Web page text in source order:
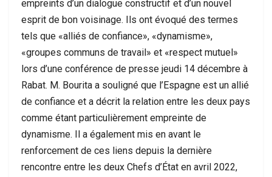
empreints d’un dialogue constructif et d’un nouvel
esprit de bon voisinage. Ils ont évoqué des termes
tels que «alliés de confiance», «dynamisme»,
«groupes communs de travail» et «respect mutuel»
lors d’une conférence de presse jeudi 14 décembre à
Rabat. M. Bourita a souligné que l’Espagne est un allié
de confiance et a décrit la relation entre les deux pays
comme étant particulièrement empreinte de
dynamisme. Il a également mis en avant le
renforcement de ces liens depuis la dernière
rencontre entre les deux Chefs d’État en avril 2022,